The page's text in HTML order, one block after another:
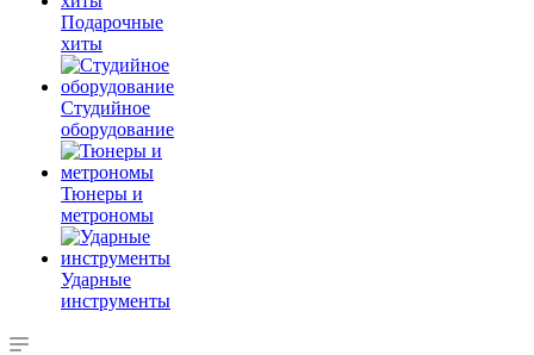
Подарочные
хиты
Студийное
оборудование
Тюнеры и
метрономы
Ударные
инструменты